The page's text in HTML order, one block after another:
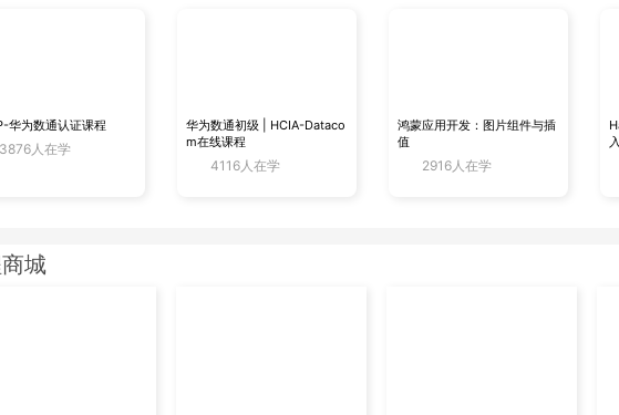
含金量：https://www.borimooc.com/noticeList/1/20/1/%E5%85%A8%E9%83%A8/
下一篇
华为数通认证课程
3876人在学
华为数通初级 | HCIA-Dataco
m在线课程
4116人在学
鸿蒙应用开发：图片组件与插
值
2916人在学
城